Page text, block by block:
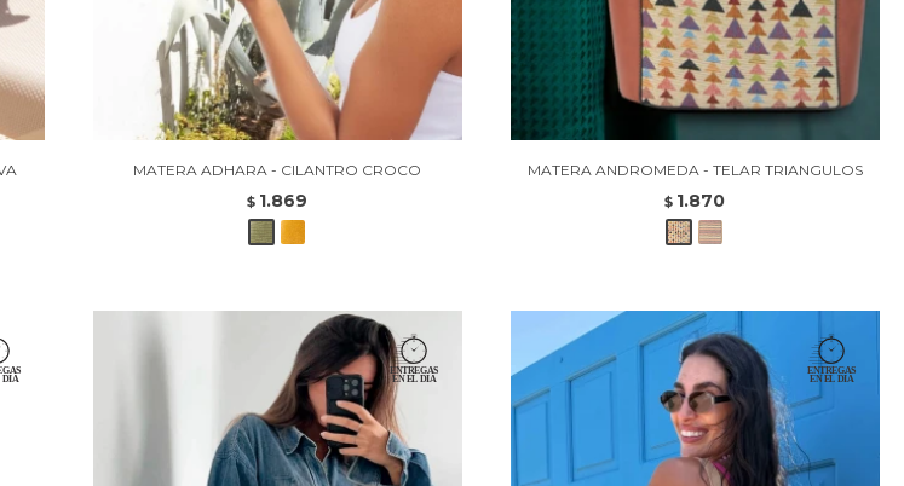
MATERA ADHARA - CILANTRO CROCO
$ 1.869
MATERA ANDROMEDA - TELAR TRIANGULOS
$ 1.870